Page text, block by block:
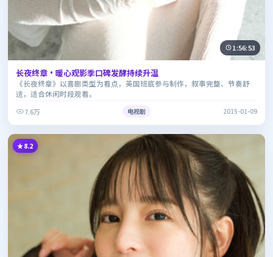
1:56:53
长夜终章·暖心观影季口碑发酵持续升温
《长夜终章》以喜剧类型为看点，英国班底参与制作，叙事完整、节奏舒
适，适合休闲时段观看。
7.6万
电视剧 2015-01-09
8.2